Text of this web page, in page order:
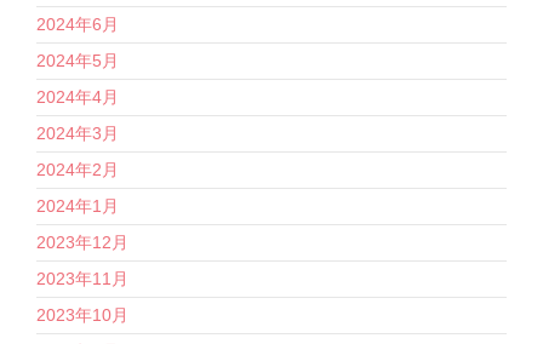
2024年6月
2024年5月
2024年4月
2024年3月
2024年2月
2024年1月
2023年12月
2023年11月
2023年10月